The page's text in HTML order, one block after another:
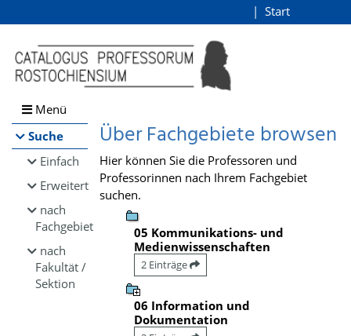
Browsen
direkt zum Inhalt
Start
Menü
Suche
Einfach
Erweitert
nach
Fachgebiet
nach
Fakultät /
Sektion
Über Fachgebiete browsen
Hier können Sie die Professoren und
Professorinnen nach Ihrem Fachgebiet
suchen.
05 Kommunikations- und
Medienwissenschaften
2 Einträge
06 Information und
Dokumentation